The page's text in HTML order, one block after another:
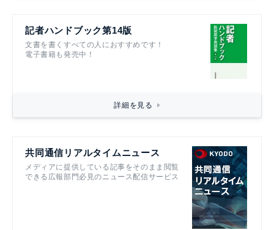
記者ハンドブック第14版
文書を書くすべての人におすすめです！
電子書籍も発売中！
詳細を見る
共同通信リアルタイムニュース
メディアに提供している記事をそのまま閲覧
できる広報部門必見のニュース配信サービス